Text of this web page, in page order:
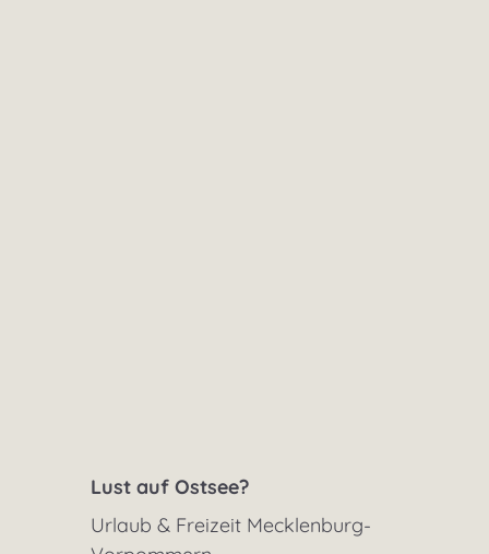
Lust auf Ostsee?
Urlaub & Freizeit Mecklenburg-